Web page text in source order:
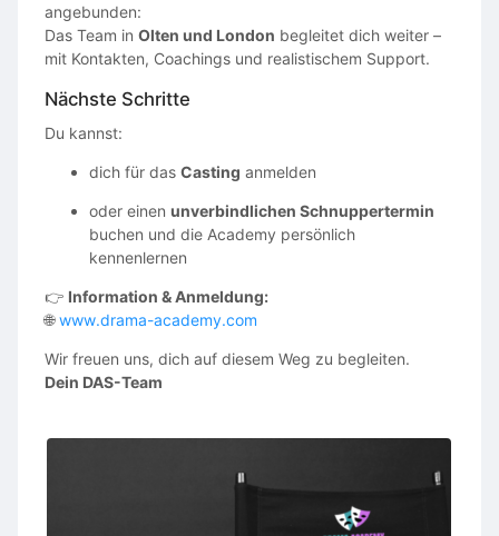
angebunden:
Das Team in Olten und London begleitet dich weiter –
mit Kontakten, Coachings und realistischem Support.
Nächste Schritte
Du kannst:
dich für das Casting anmelden
oder einen unverbindlichen Schnuppertermin
buchen und die Academy persönlich
kennenlernen
👉 Information & Anmeldung:
🌐www.drama-academy.com
Wir freuen uns, dich auf diesem Weg zu begleiten.
Dein DAS-Team